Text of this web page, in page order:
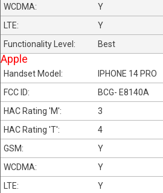
Y
Y
Best
Apple
IPHONE 14 PRO
BCG- E8140A
3
4
Y
Y
Y